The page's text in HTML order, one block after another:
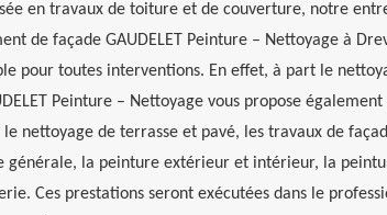
en travaux de toiture et de couverture, notre
de façade GAUDELET Peinture – Nettoyage à
pour toutes interventions. En effet, à part le
Peinture – Nettoyage vous propose
le nettoyage de terrasse et pavé, les travaux de
générale, la peinture extérieur et intérieur, la
Ces prestations seront exécutées dans le